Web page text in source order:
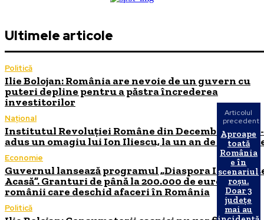
Ultimele articole
Politică
Ilie Bolojan: România are nevoie de un guvern cu
puteri depline pentru a păstra încrederea
investitorilor
Național
Institutul Revoluției Române din Decembrie 1989
adus un omagiu lui Ion Iliescu, la un an de la
Economie
Guvernul lansează programul „Diaspora
Acasă”. Granturi de până la 200.000 de euro pentru
românii care deschid afaceri în România
Politică
Articolul
precedent
Aproape
toată
România
e în
scenariul
roșu.
Doar 3
județe
mai au